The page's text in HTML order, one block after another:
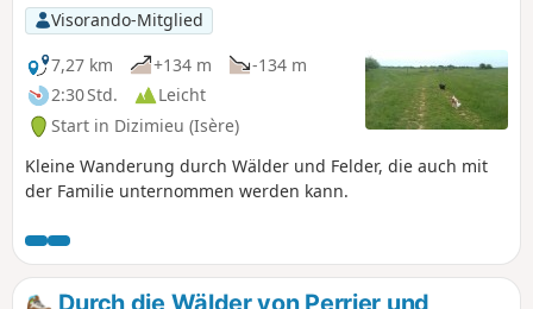
Visorando-Mitglied
7,27 km
+134 m
-134 m
2:30 Std.
Leicht
Start in Dizimieu (Isère)
Kleine Wanderung durch Wälder und Felder, die auch mit
der Familie unternommen werden kann.
Durch die Wälder von Perrier und